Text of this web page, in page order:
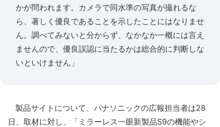
かが問われます。カメラで同水準の写真が撮れるな
ら、著しく優良であることを示したことにはなりませ
ん。調べてみないと分からず、なかなか一概には言え
ませんので、優良誤認に当たるかは総合的に判断しな
いといけません」
製品サイトについて、パナソニックの広報担当者は28
日、取材に対し、「ミラーレス一眼新製品S9の機能やシ